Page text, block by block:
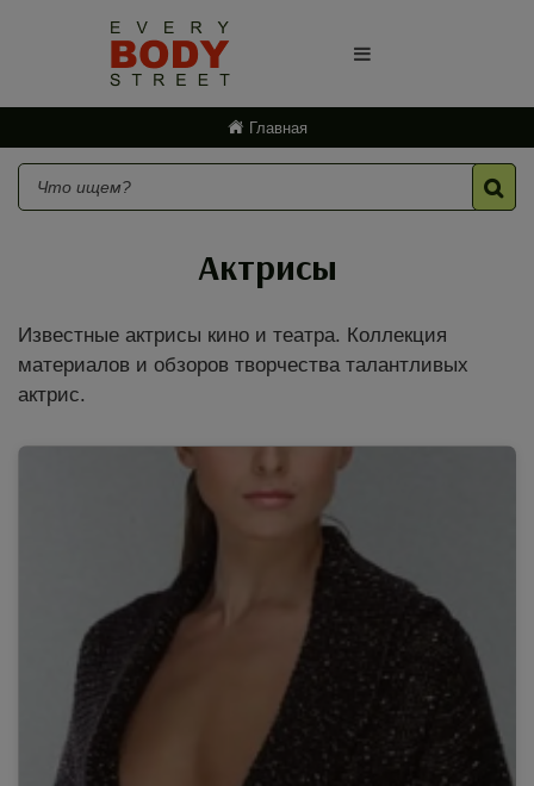
Главная
Актрисы
Известные актрисы кино и театра. Коллекция
материалов и обзоров творчества талантливых
актрис.